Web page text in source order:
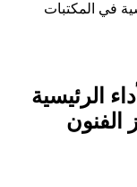
في المكتبات
الرئيسية
الفنون